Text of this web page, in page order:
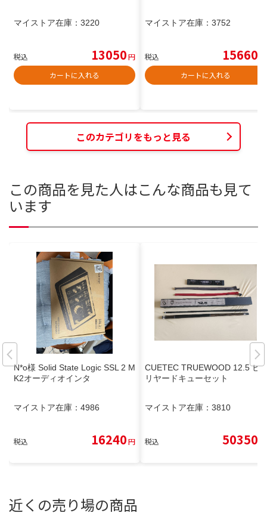
マイストア在庫： 3220
税込 13050円
カートに入れる
マイストア在庫： 3752
税込 15660
カートに入れる
このカテゴリをもっと見る
この商品を見た人はこんな商品も見て
います
N*o様 Solid State Logic SSL 2 M
K2オーディオインタ
マイストア在庫： 4986
税込 16240円
CUETEC TRUEWOOD 12.5 ビ
リヤードキューセット
マイストア在庫： 3810
税込 50350
近くの売り場の商品